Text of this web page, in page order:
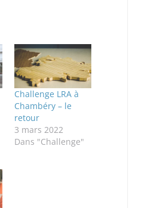
Challenge LRA à
Chambéry – le
retour
3 mars 2022
Dans "Challenge"